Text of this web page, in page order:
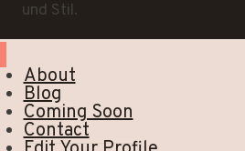
und Stil.
About
Blog
Coming Soon
Contact